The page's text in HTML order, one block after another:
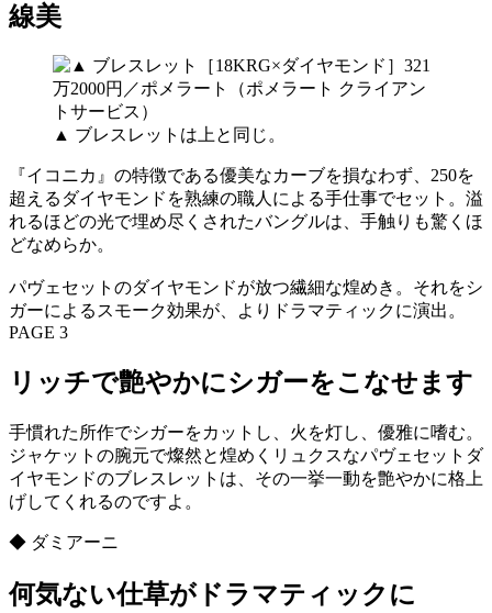
線美
▲ ブレスレットは上と同じ。
『イコニカ』の特徴である優美なカーブを損なわず、250を
超えるダイヤモンドを熟練の職人による手仕事でセット。溢
れるほどの光で埋め尽くされたバングルは、手触りも驚くほ
どなめらか。
パヴェセットのダイヤモンドが放つ繊細な煌めき。それをシ
ガーによるスモーク効果が、よりドラマティックに演出。
PAGE 3
リッチで艶やかにシガーをこなせます
手慣れた所作でシガーをカットし、火を灯し、優雅に嗜む。
ジャケットの腕元で燦然と煌めくリュクスなパヴェセットダ
イヤモンドのブレスレットは、その一挙一動を艶やかに格上
げしてくれるのですよ。
◆ ダミアーニ
何気ない仕草がドラマティックに